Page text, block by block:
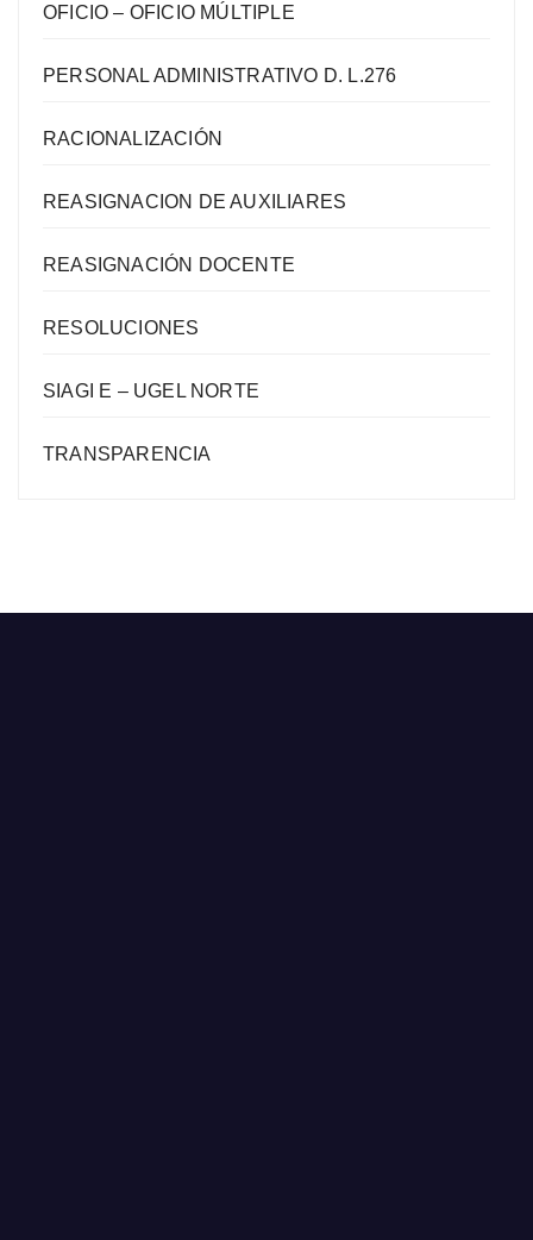
OFICIO – OFICIO MÚLTIPLE
PERSONAL ADMINISTRATIVO D. L.276
RACIONALIZACIÓN
REASIGNACION DE AUXILIARES
REASIGNACIÓN DOCENTE
RESOLUCIONES
SIAGI E – UGEL NORTE
TRANSPARENCIA